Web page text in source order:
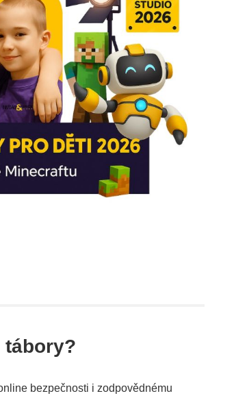
tábory?
bezpečnosti i zodpovědnému